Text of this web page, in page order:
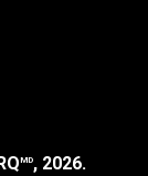
MD, 2026.